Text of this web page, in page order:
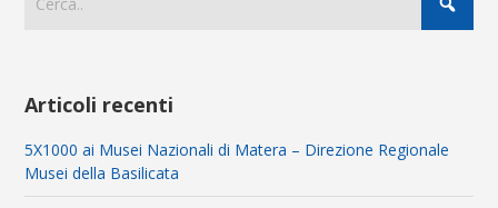
Articoli recenti
5X1000 ai Musei Nazionali di Matera – Direzione Regionale
Musei della Basilicata